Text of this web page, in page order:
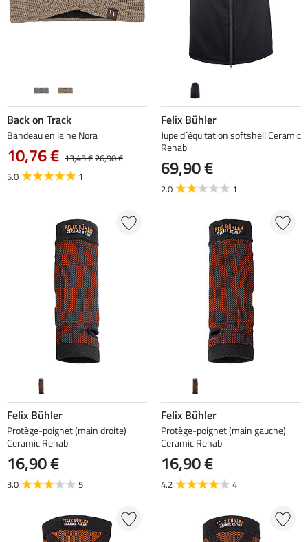
Back on Track
Bandeau en laine Nora
10,76 € 13,45 €26,90 €
5.0
1
Felix Bühler
Jupe d´équitation softshell Ceramic
Rehab
69,90 €
2.0 1
Felix Bühler
Protège-poignet (main droite)
Ceramic Rehab
16,90 €
3.0 5
Felix Bühler
Protège-poignet (main gauche)
Ceramic Rehab
16,90 €
4.2 4